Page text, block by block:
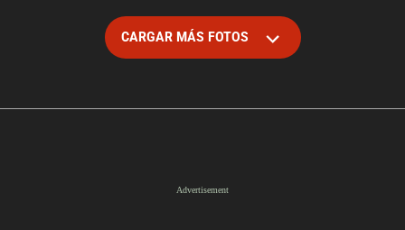
CARGAR MÁS FOTOS